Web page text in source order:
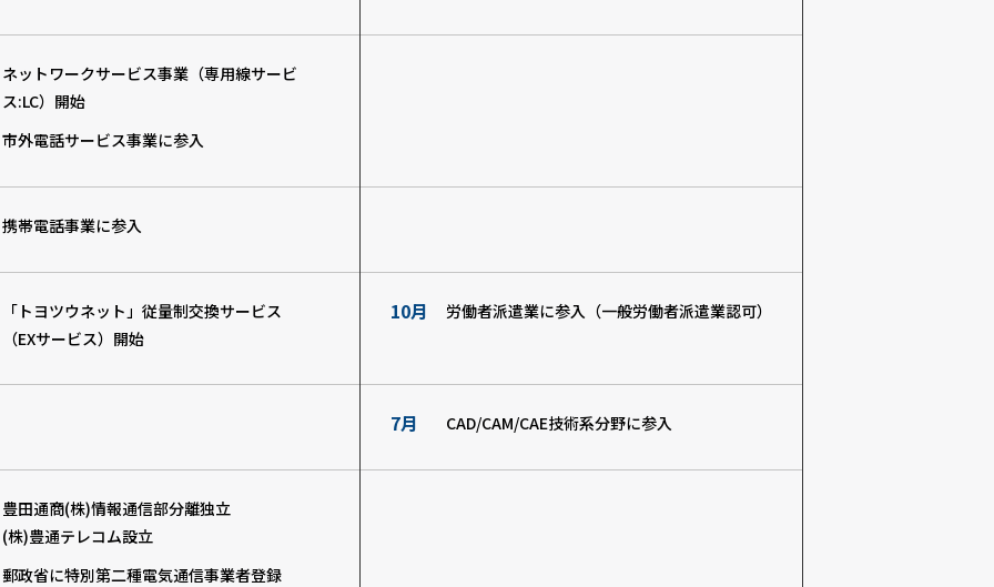
ネットワークサービス事業（専用線サービ
ス:LC）開始
市外電話サービス事業に参入
携帯電話事業に参入
「トヨツウネット」従量制交換サービス
（EXサービス）開始
10月 労働者派遣業に参入（一般労働者派遣業認可）
7月 CAD/CAM/CAE技術系分野に参入
豊田通商(株)情報通信部分離独立
(株)豊通テレコム設立
郵政省に特別第二種電気通信事業者登録